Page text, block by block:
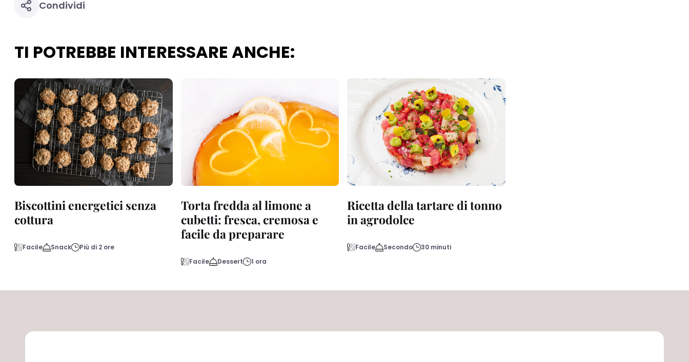
Condividi
TI POTREBBE INTERESSARE ANCHE:
Biscottini energetici senza
cottura
Facile Snack Più di 2 ore
Torta fredda al limone a
cubetti: fresca, cremosa e
facile da preparare
Facile Dessert 1 ora
Ricetta della tartare di tonno
in agrodolce
Facile Secondo 30 minuti